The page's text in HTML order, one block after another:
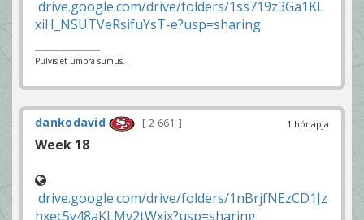
drive.google.com/drive/folders/1ss719z3Ga1KL
xiH_NSUTVeRsifuYsT-e?usp=sharing
Pulvis et umbra sumus.
1 hónapja
dankodavid 2 661
Week 18
drive.google.com/drive/folders/1nBrjfNEzCD1Jz
hxec5y48aKLMv2tWxjx?usp=sharing